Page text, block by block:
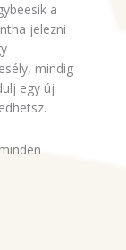
a
jelezni
mindig
egy új